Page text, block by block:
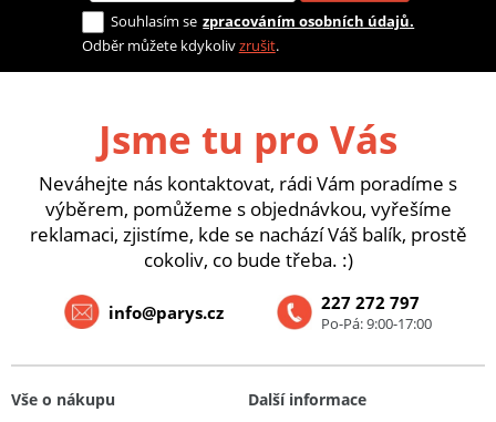
Souhlasím se zpracováním osobních údajů.
Odběr můžete kdykolivzrušit.
Jsme tu pro Vás
Neváhejte nás kontaktovat, rádi Vám poradíme s
výběrem, pomůžeme s objednávkou, vyřešíme
reklamaci, zjistíme, kde se nachází Váš balík, prostě
cokoliv, co bude třeba. :)
227 272 797
Po-Pá: 9:00-17:00
info@parys.cz
Vše o nákupu
Další informace